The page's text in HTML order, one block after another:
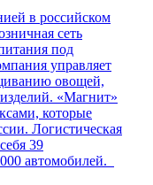
в российском
сеть
под
управляет
овощей,
«Магнит»
которые
Логистическая
39
автомобилей.